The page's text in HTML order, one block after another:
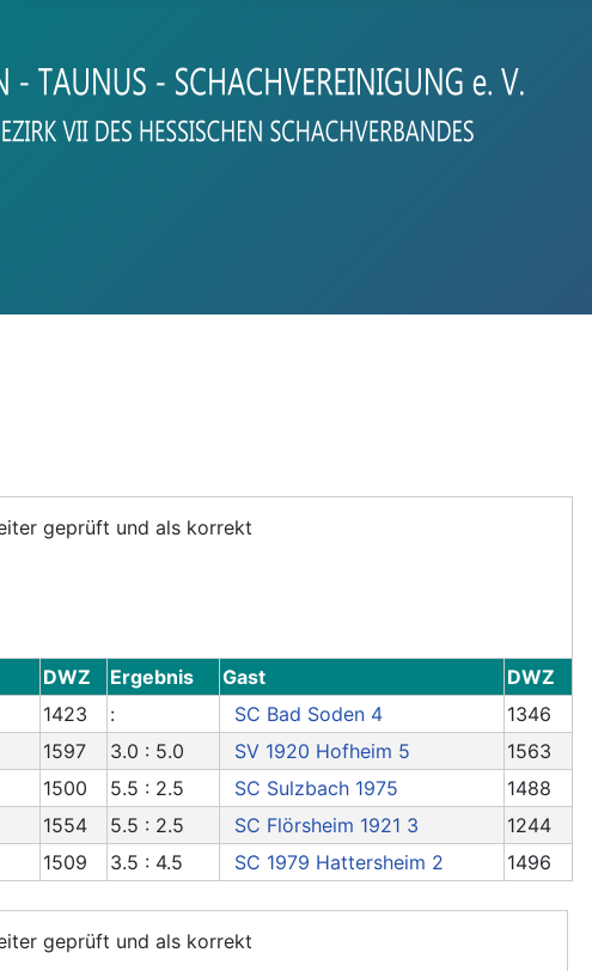
DWZ Ergebnis Gast
DWZ
1423 : SC Bad Soden 4
1346
1597 3.0 : 5.0 SV 1920 Hofheim 5
1563
1500 5.5 : 2.5 SC Sulzbach 1975
1488
1554 5.5 : 2.5 SC Flörsheim 1921 3
1244
1509 3.5 : 4.5 SC 1979 Hattersheim 2 1496